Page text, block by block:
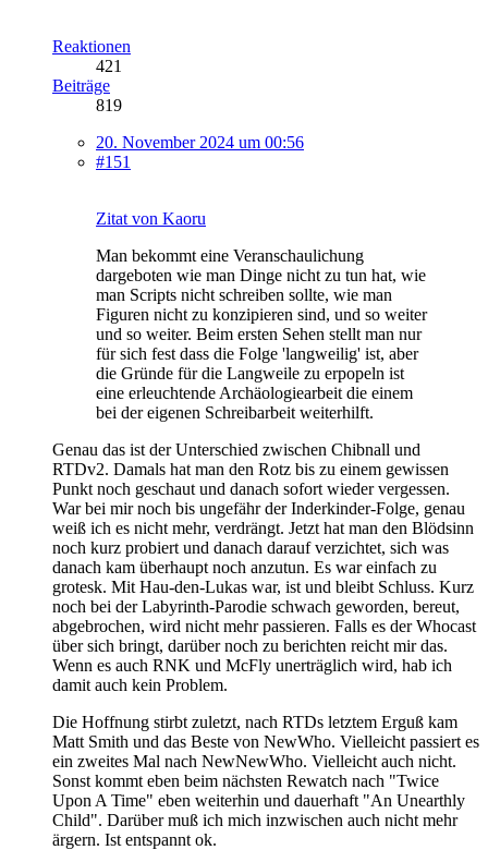
Reaktionen
421
Beiträge
819
20. November 2024 um 00:56
#151
Zitat von Kaoru
Man bekommt eine Veranschaulichung
dargeboten wie man Dinge nicht zu tun hat, wie
man Scripts nicht schreiben sollte, wie man
Figuren nicht zu konzipieren sind, und so weiter
und so weiter. Beim ersten Sehen stellt man nur
für sich fest dass die Folge 'langweilig' ist, aber
die Gründe für die Langweile zu erpopeln ist
eine erleuchtende Archäologiearbeit die einem
bei der eigenen Schreibarbeit weiterhilft.
Genau das ist der Unterschied zwischen Chibnall und
RTDv2. Damals hat man den Rotz bis zu einem gewissen
Punkt noch geschaut und danach sofort wieder vergessen.
War bei mir noch bis ungefähr der Inderkinder-Folge, genau
weiß ich es nicht mehr, verdrängt. Jetzt hat man den Blödsinn
noch kurz probiert und danach darauf verzichtet, sich was
danach kam überhaupt noch anzutun. Es war einfach zu
grotesk. Mit Hau-den-Lukas war, ist und bleibt Schluss. Kurz
noch bei der Labyrinth-Parodie schwach geworden, bereut,
abgebrochen, wird nicht mehr passieren. Falls es der Whocast
über sich bringt, darüber noch zu berichten reicht mir das.
Wenn es auch RNK und McFly unerträglich wird, hab ich
damit auch kein Problem.
Die Hoffnung stirbt zuletzt, nach RTDs letztem Erguß kam
Matt Smith und das Beste von NewWho. Vielleicht passiert es
ein zweites Mal nach NewNewWho. Vielleicht auch nicht.
Sonst kommt eben beim nächsten Rewatch nach "Twice
Upon A Time" eben weiterhin und dauerhaft "An Unearthly
Child". Darüber muß ich mich inzwischen auch nicht mehr
ärgern. Ist entspannt ok.